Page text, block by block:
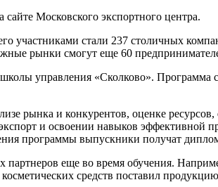
Московского экспортного центра.
участниками стали 237 столичных
рынки смогут еще 60
управления «Сколково».
рынка и конкурентов, оценке
и освоении навыков эффективной
программы выпускники получат
партнеров еще во время обучения.
косметических средств поставил